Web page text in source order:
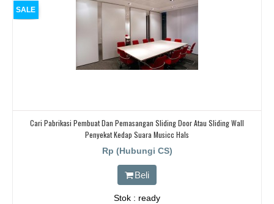
SALE
Cari Pabrikasi Pembuat Dan Pemasangan Sliding Door Atau Sliding Wall
Penyekat Kedap Suara Musicc Hals
Rp (Hubungi CS)
Beli
Stok : ready